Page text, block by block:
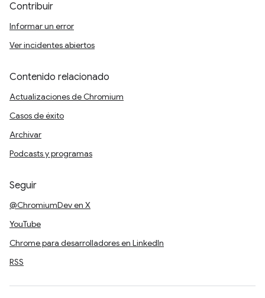
Contribuir
Informar un error
Ver incidentes abiertos
Contenido relacionado
Actualizaciones de Chromium
Casos de éxito
Archivar
Podcasts y programas
Seguir
@ChromiumDev en X
YouTube
Chrome para desarrolladores en LinkedIn
RSS